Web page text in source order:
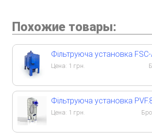
Похожие товары:
Фільтруюча установка
Цена: 1 грн.
Фільтруюча установка
Цена: 1 грн.